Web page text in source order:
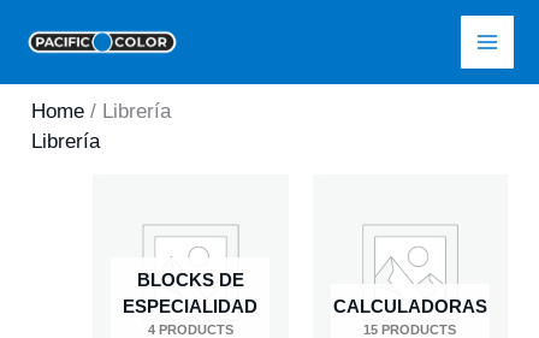
content
Home / Librería
Librería
BLOCKS DE
ESPECIALIDAD
4 PRODUCTS
CALCULADORAS
15 PRODUCTS